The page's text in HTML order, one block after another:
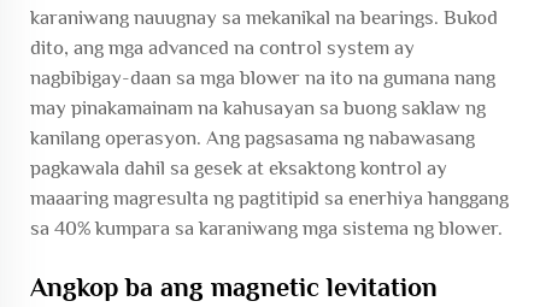
karaniwang nauugnay sa mekanikal na bearings. Bukod
dito, ang mga advanced na control system ay
nagbibigay-daan sa mga blower na ito na gumana nang
may pinakamainam na kahusayan sa buong saklaw ng
kanilang operasyon. Ang pagsasama ng nabawasang
pagkawala dahil sa gesek at eksaktong kontrol ay
maaaring magresulta ng pagtitipid sa enerhiya hanggang
sa 40% kumpara sa karaniwang mga sistema ng blower.
Angkop ba ang magnetic levitation